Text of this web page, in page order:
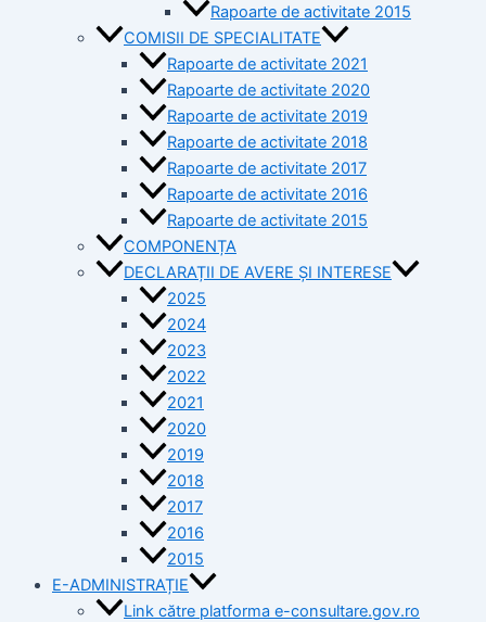
Rapoarte de activitate 2015
COMISII DE SPECIALITATE
Rapoarte de activitate 2021
Rapoarte de activitate 2020
Rapoarte de activitate 2019
Rapoarte de activitate 2018
Rapoarte de activitate 2017
Rapoarte de activitate 2016
Rapoarte de activitate 2015
COMPONENȚA
DECLARAȚII DE AVERE ȘI INTERESE
2025
2024
2023
2022
2021
2020
2019
2018
2017
2016
2015
E-ADMINISTRAȚIE
Link către platforma e-consultare.gov.ro